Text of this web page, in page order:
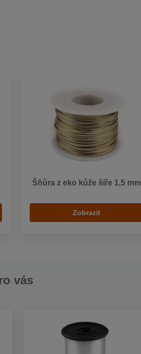
Šňůra z eko kůže šíře 1,5 mm
Zobrazit
vás